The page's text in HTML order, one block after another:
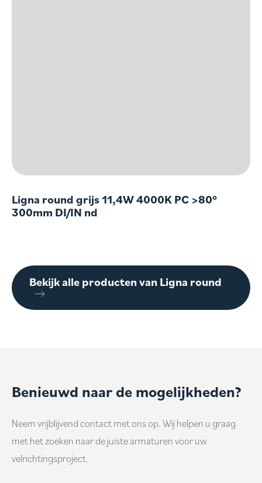
Ligna round grijs 11,4W 4000K PC >80°
300mm DI/IN nd
Bekijk alle producten van Ligna round
Benieuwd naar de mogelijkheden?
Neem vrijblijvend contact met ons op. Wij helpen u graag
met het zoeken naar de juiste armaturen voor uw
velrichtingsproject.